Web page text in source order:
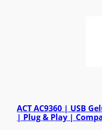
ACT AC9360 | USB
| Plug & Play |